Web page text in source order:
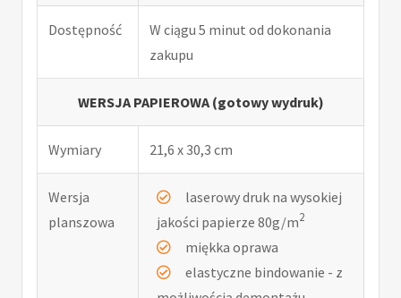
Dostępność
W ciągu 5 minut od dokonania
zakupu
WERSJA PAPIEROWA (gotowy wydruk)
Wymiary 21,6 x 30,3 cm
Wersja
planszowa
laserowy druk na wysokiej
jakości papierze 80g/m2
miękka oprawa
elastyczne bindowanie - z